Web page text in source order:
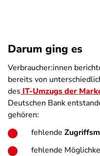
Darum ging es
Verbraucher:innen
bereits von
des IT-Umzugs der
Deutschen Bank
gehören:
fehlende
fehlende